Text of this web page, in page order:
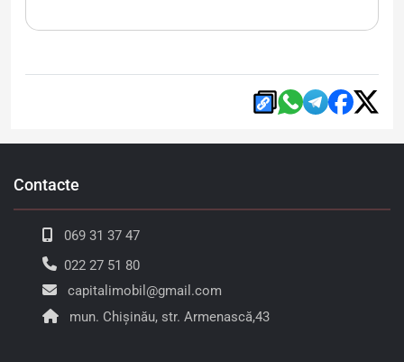
Contacte
069 31 37 47
022 27 51 80
capitalimobil@gmail.com
mun. Chișinău, str. Armenască,43